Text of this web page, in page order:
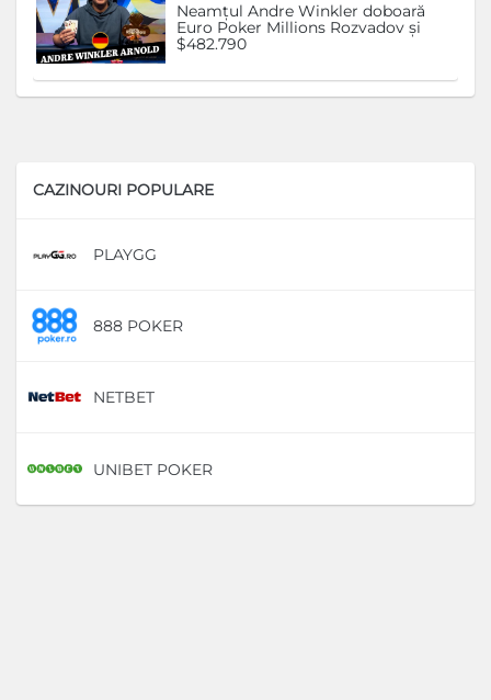
Neamțul Andre Winkler doboară
Euro Poker Millions Rozvadov și
$482.790
CAZINOURI POPULARE
PLAYGG
888 POKER
NETBET
UNIBET POKER